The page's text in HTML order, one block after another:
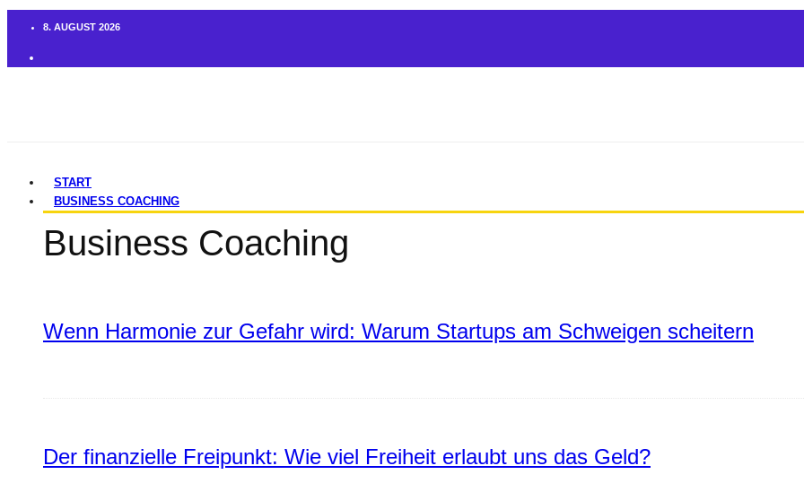
8. AUGUST 2026
START
BUSINESS COACHING
Business Coaching
Wenn Harmonie zur Gefahr wird: Warum Startups am Schweigen scheitern
Der finanzielle Freipunkt: Wie viel Freiheit erlaubt uns das Geld?